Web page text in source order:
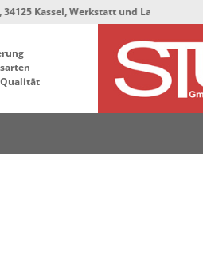
Werkstatt und Lager bleiben in der